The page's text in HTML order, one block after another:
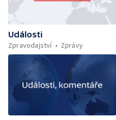
Události
Zpravodajství
Zprávy